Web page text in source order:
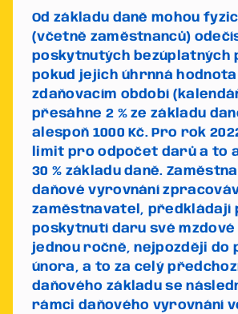
Od základu daně mohou
(včetně zaměstnanců)
poskytnutých bezúplatných
pokud jejich úhrnná hodnota
zdaňovacím období
přesáhne 2 % ze základu
alespoň 1000 Kč. Pro rok
limit pro odpočet darů a to
30 % základu daně.
daňové vyrovnání
zaměstnavatel, předkládají
poskytnutí daru své
jednou ročně, nejpozději do
února, a to za celý
daňového základu se
rámci daňového vyrovnání